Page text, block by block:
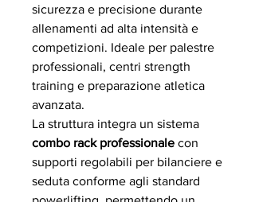
sicurezza e precisione durante
allenamenti ad alta intensità e
competizioni. Ideale per palestre
professionali, centri strength
training e preparazione atletica
avanzata.
La struttura integra un sistema
combo rack professionale con
supporti regolabili per bilanciere e
seduta conforme agli standard